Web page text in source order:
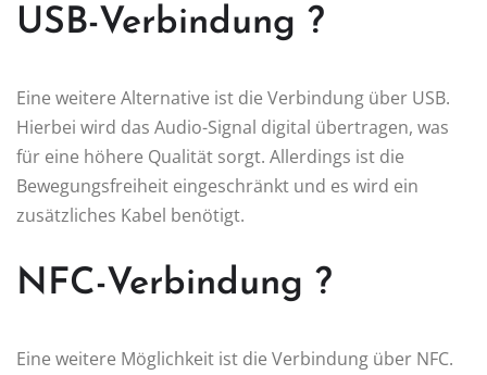
USB-Verbindung ?
Eine weitere Alternative ist die Verbindung über USB.
Hierbei wird das Audio-Signal digital übertragen, was
für eine höhere Qualität sorgt. Allerdings ist die
Bewegungsfreiheit eingeschränkt und es wird ein
zusätzliches Kabel benötigt.
NFC-Verbindung ?
Eine weitere Möglichkeit ist die Verbindung über NFC.